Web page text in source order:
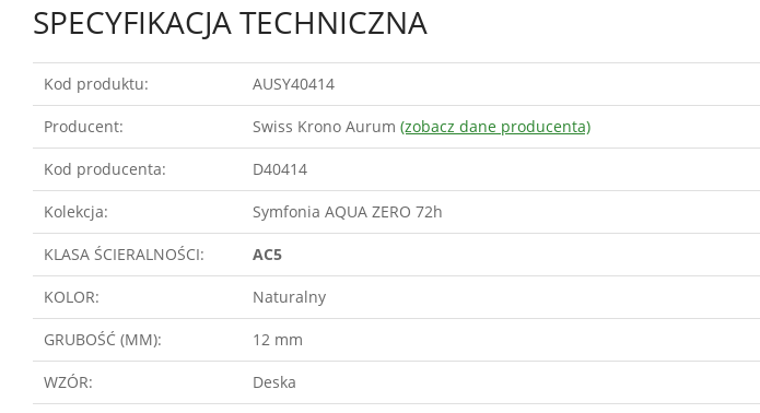
SPECYFIKACJA TECHNICZNA
Kod produktu: AUSY40414
Producent: Swiss Krono Aurum (zobacz dane producenta)
Kod producenta: D40414
Kolekcja: Symfonia AQUA ZERO 72h
KLASA ŚCIERALNOŚCI: AC5
KOLOR: Naturalny
GRUBOŚĆ (MM): 12 mm
WZÓR: Deska